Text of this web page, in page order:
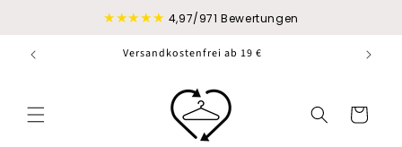
★★★★★ 4,97/971 Bewertungen
Versandkostenfrei ab 19 €
Warenkorb